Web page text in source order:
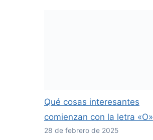
Qué cosas interesantes
comienzan con la letra «O»
28 de febrero de 2025